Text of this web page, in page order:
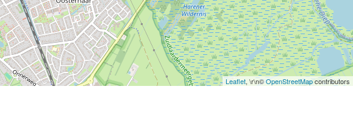
Leaflet, \r\n©OpenStreetMapcontributors